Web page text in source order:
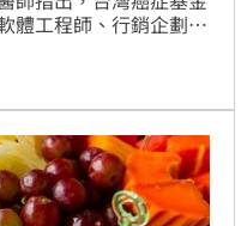
體工程師、行銷企劃、
要特別注意。